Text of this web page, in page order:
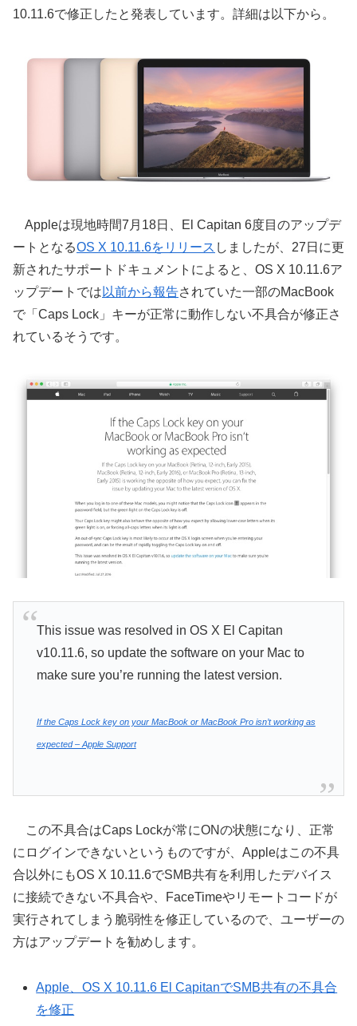
10.11.6で修正したと発表しています。詳細は以下から。
Appleは現地時間7月18日、El Capitan 6度目のアップデ
ートとなるOS X 10.11.6をリリース しましたが、27日に更
新されたサポートドキュメントによると、OS X 10.11.6ア
ップデートでは 以前から報告されていた一部のMacBook
で「Caps Lock」キーが正常に動作しない不具合が修正さ
れているそうです。
This issue was resolved in OS X El Capitan
v10.11.6, so update the software on your Mac to
make sure you’re running the latest version.
If the Caps Lock key on your MacBook or MacBook Pro isn’t working as
expected – Apple Support
この不具合はCaps Lockが常にONの状態になり、正常
にログインできないというものですが、Appleはこの不具
合以外にもOS X 10.11.6でSMB共有を利用したデバイス
に接続できない不具合や、FaceTimeやリモートコードが
実行されてしまう脆弱性を修正しているので、ユーザーの
方はアップデートを勧めします。
Apple、OS X 10.11.6 El CapitanでSMB共有の不具合
を修正